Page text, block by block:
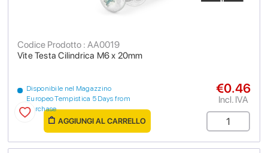
Vite Testa Cilindrica M6 x 20mm
Codice Prodotto : AA0019
Disponibile nel Magazzino
Europeo Tempistica 5 Days from
purchase
€0.46
Incl. IVA
AGGIUNGI AL CARRELLO